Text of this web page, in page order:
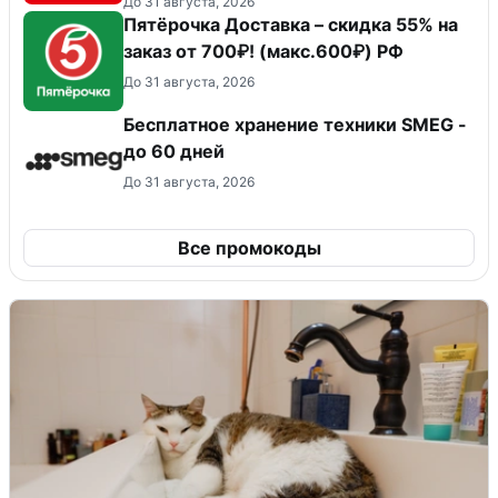
Пятёрочка Доставка – скидка 55% на
заказ от 700₽! (макс.600₽) РФ
До 31 августа, 2026
Бесплатное хранение техники SMEG -
до 60 дней
До 31 августа, 2026
Все промокоды